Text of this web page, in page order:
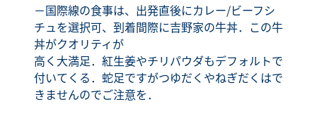
－国際線の食事は、出発直後にカレー/ビーフシ
チュを選択可、到着間際に吉野家の牛丼．この牛
丼がクオリティが
高く大満足．紅生姜やチリパウダもデフォルトで
付いてくる．蛇足ですがつゆだくやねぎだくはで
きませんのでご注意を．